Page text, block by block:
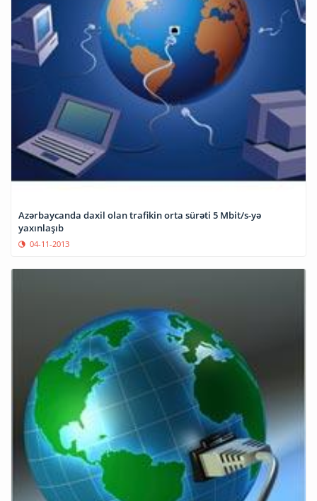
Azərbaycanda daxil olan trafikin orta sürəti 5 Mbit/s-yə
yaxınlaşıb
04-11-2013